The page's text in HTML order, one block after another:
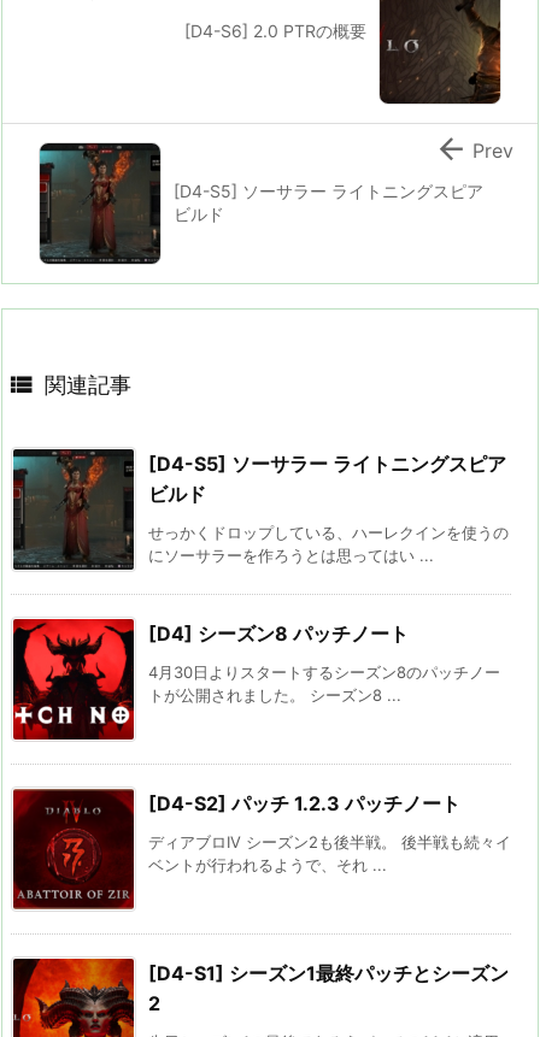
[D4-S6] 2.0 PTRの概要
[D4-S5] ソーサラー ライトニングスピア
ビルド
 Prev
 関連記事
[D4-S5] ソーサラー ライトニングスピア
ビルド
せっかくドロップしている、ハーレクインを使うの
にソーサラーを作ろうとは思ってはい ...
[D4] シーズン8 パッチノート
4月30日よりスタートするシーズン8のパッチノー
トが公開されました。 シーズン8 ...
[D4-S2] パッチ 1.2.3 パッチノート
ディアブロIV シーズン2も後半戦。 後半戦も続々イ
ベントが行われるようで、それ ...
[D4-S1] シーズン1最終パッチとシーズン
2